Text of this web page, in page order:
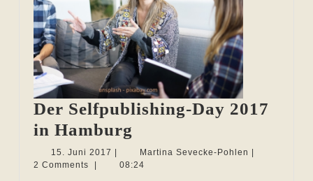
Der Selfpublishing-Day 2017
in Hamburg
Selfpublishing-
Day
15. Juni 2017 15.
Juni
Martina Sevecke-Pohlen Martina
2 Comments
08:24